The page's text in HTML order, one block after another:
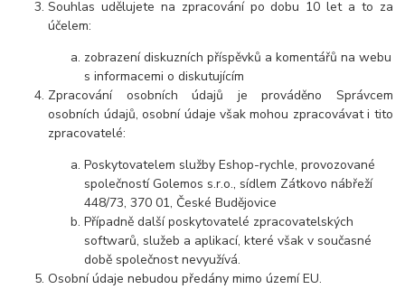
Souhlas udělujete na zpracování po dobu 10 let a to za
účelem:
zobrazení diskuzních příspěvků a komentářů na webu
s informacemi o diskutujícím
Zpracování osobních údajů je prováděno Správcem
osobních údajů, osobní údaje však mohou zpracovávat i tito
zpracovatelé:
Poskytovatelem služby Eshop-rychle, provozované
společností Golemos s.r.o., sídlem Zátkovo nábřeží
448/73, 370 01, České Budějovice
Případně další poskytovatelé zpracovatelských
softwarů, služeb a aplikací, které však v současné
době společnost nevyužívá.
Osobní údaje nebudou předány mimo území EU.